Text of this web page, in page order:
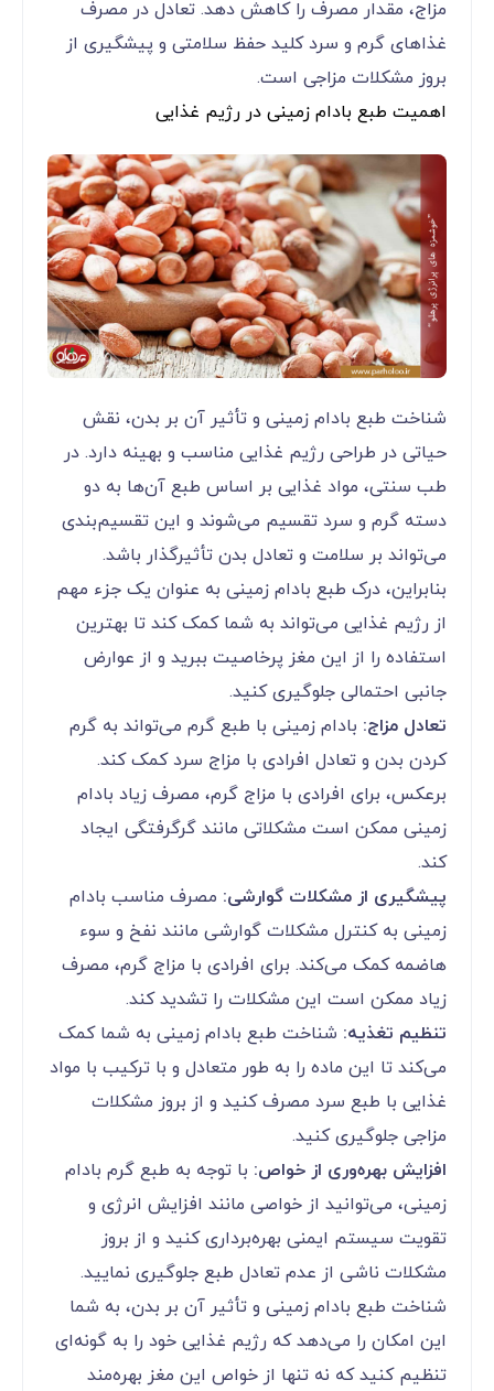
مزاج، مقدار مصرف را کاهش دهد. تعادل در مصرف
غذاهای گرم و سرد کلید حفظ سلامتی و پیشگیری از
بروز مشکلات مزاجی است.
اهمیت طبع بادام زمینی در رژیم غذایی
شناخت طبع بادام زمینی و تأثیر آن بر بدن، نقش
حیاتی در طراحی رژیم غذایی مناسب و بهینه دارد. در
طب سنتی، مواد غذایی بر اساس طبع آن‌ها به دو
دسته گرم و سرد تقسیم می‌شوند و این تقسیم‌بندی
می‌تواند بر سلامت و تعادل بدن تأثیرگذار باشد.
بنابراین، درک طبع بادام زمینی به عنوان یک جزء مهم
از رژیم غذایی می‌تواند به شما کمک کند تا بهترین
استفاده را از این مغز پرخاصیت ببرید و از عوارض
جانبی احتمالی جلوگیری کنید.
تعادل مزاج: بادام زمینی با طبع گرم می‌تواند به گرم
کردن بدن و تعادل افرادی با مزاج سرد کمک کند.
برعکس، برای افرادی با مزاج گرم، مصرف زیاد بادام
زمینی ممکن است مشکلاتی مانند گرگرفتگی ایجاد
کند.
پیشگیری از مشکلات گوارشی: مصرف مناسب بادام
زمینی به کنترل مشکلات گوارشی مانند نفخ و سوء
هاضمه کمک می‌کند. برای افرادی با مزاج گرم، مصرف
زیاد ممکن است این مشکلات را تشدید کند.
تنظیم تغذیه: شناخت طبع بادام زمینی به شما کمک
می‌کند تا این ماده را به طور متعادل و با ترکیب با مواد
غذایی با طبع سرد مصرف کنید و از بروز مشکلات
مزاجی جلوگیری کنید.
افزایش بهره‌وری از خواص: با توجه به طبع گرم بادام
زمینی، می‌توانید از خواصی مانند افزایش انرژی و
تقویت سیستم ایمنی بهره‌برداری کنید و از بروز
مشکلات ناشی از عدم تعادل طبع جلوگیری نمایید.
شناخت طبع بادام زمینی و تأثیر آن بر بدن، به شما
این امکان را می‌دهد که رژیم غذایی خود را به گونه‌ای
تنظیم کنید که نه تنها از خواص این مغز بهره‌مند